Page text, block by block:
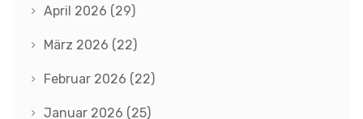
April 2026 (29)
März 2026 (22)
Februar 2026 (22)
Januar 2026 (25)